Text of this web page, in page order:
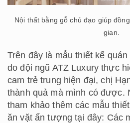
Nội thất bằng gỗ chủ đạo giúp
gian.
Trên đây là mẫu thiết kế
do đội ngũ ATZ Luxury thực
cam trẻ trung hiện đại, chị
thành quả mà mình có được.
tham khảo thêm các mẫu
ăn vặt ấn tượng tại đây: Các